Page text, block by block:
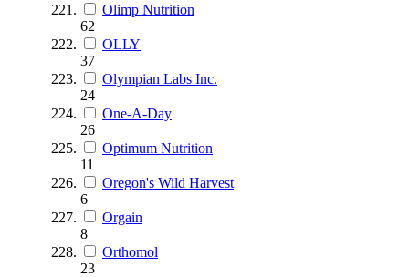
Olimp Nutrition
62
OLLY
37
Olympian Labs Inc.
24
One-A-Day
26
Optimum Nutrition
11
Oregon's Wild Harvest
6
Orgain
8
Orthomol
23